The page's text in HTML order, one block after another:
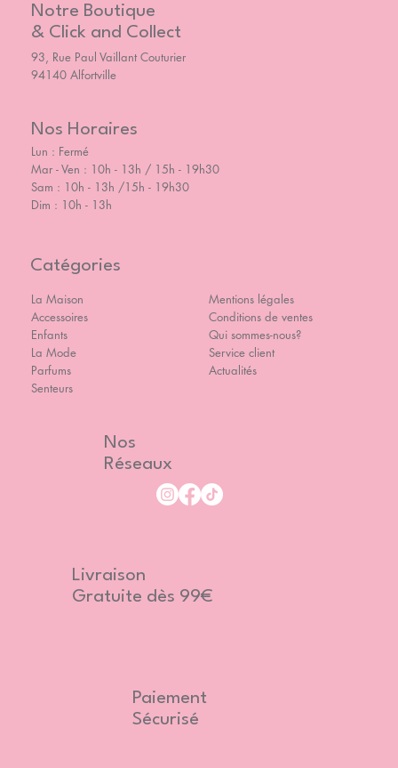
Notre Boutique
& Click and Collect
93, Rue Paul Vaillant Couturier
94140 Alfortville
Nos Horaires
Lun : Fermé
Mar - Ven : 10h - 13h / 15h - 19h30
Sam : 10h - 13h /15h - 19h30
Dim : 10h - 13h
Catégories
La Maison
Accessoires
Enfants
La Mode
Parfums
Senteurs
Mentions légales
Conditions de ventes
Qui sommes-nous?
Service client
Actualités
Nos
Réseaux
Livraison
Gratuite dès 99€
Paiement
Sécurisé